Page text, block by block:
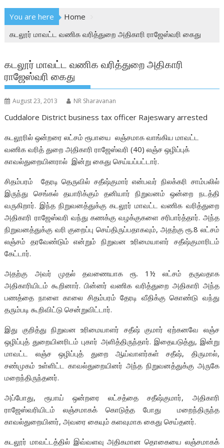
You are here
Home
கடலூர் மாவட்ட வணிக வரித்துறை அதிகாரி ராஜேஸ்வரி கைது
கடலூர் மாவட்ட வணிக வரித்துறை அதிகாரி
ராஜேஸ்வரி கைது
August 23, 2013 NR Sharavanan
Cuddalore District business tax officer Rajeswary arrested
கடலூரில் ஒன்றரை லட்சம் ரூபாயை லஞ்சமாக வாங்கிய மாவட்ட
வணிக வரித் துறை அதிகாரி ராஜேஸ்வரி (40) லஞ்ச ஒழிப்புக்
காவல்துறையினரால் இன்று கைது செய்யப்பட்டார்.
சிதம்பரம் தேரடி தெருவில் சதீஷ்குமார் என்பவர் நிலக்கரி சாம்பலில்
இருந்து செங்கல் தயாரிக்கும் தனியார் நிறுவனம் ஒன்றை நடத்தி
வருகிறார். இந்த நிறுவனத்துக்கு கடலூர் மாவட்ட வணிக வரித்துறை
அதிகாரி ராஜேஸ்வரி வந்து கணக்கு வழக்குகளை சரிபார்த்தார். அந்த
நிறுவனத்துக்கு வரி குறைப்பு செய்திருப்பதாகவும், அதற்கு ரூ.8 லட்சம்
லஞ்சம் தரவேண்டும் என்றும் நிறுவன உரிமையாளர் சதீஷ்குமாரிடம்
கேட்டார்.
அதற்கு அவர் முதல் தவணையாக ரூ. 1½ லட்சம் தருவதாக
அதிகாரியிடம் கூறினார். பின்னர் வணிக வரித்துறை அதிகாரி அந்த
பணத்தை நாளை காலை சிதம்பரம் தேரடி வீதிக்கு கொண்டு வந்து
தரும்படி கூறிவிட்டு சென்றுவிட்டார்.
இது குறித்து நிறுவன உரிமையாளர் சதீஷ் குமார் ஏற்கனவே லஞ்ச
ஒழிப்புத் துறையினரிடம் புகார் அளித்திருந்தார். இதையடுத்து, இன்று
மாவட்ட லஞ்ச ஒழிப்புத் துறை ஆய்வாளர்கள் சதீஷ், திருமால்,
சண்முகம் உள்ளிட்ட காவல்துறையினர் அந்த நிறுவனத்துக்கு அருகே
மறைந்திருந்தனர்.
அப்போது, ரூபாய் ஒன்றரை லட்சத்தை சதீஷ்குமார், அதிகாரி
ராஜேஸ்வரியிடம் லஞ்சமாகக் கொடுத்த போது மறைந்திருந்த
காவல்துறையினர், அவரை கையும் களவுமாக கைது செய்தனர்.
கடலூர் மாவட்டத்தில் இவ்வளவு அதிகமான தொகையை லஞ்சமாகக்